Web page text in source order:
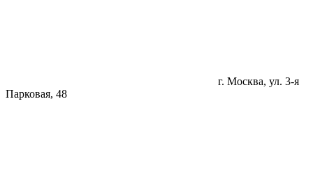
г. Москва, ул. 3-я
Парковая, 48